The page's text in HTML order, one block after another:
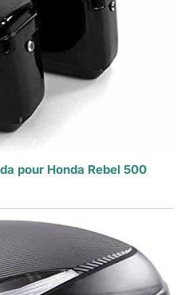
pour Honda Rebel 500